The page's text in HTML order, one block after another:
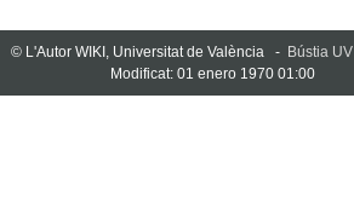
© L'Autor WIKI, Universitat de València - Bústia UV
Modificat: 01 enero 1970 01:00